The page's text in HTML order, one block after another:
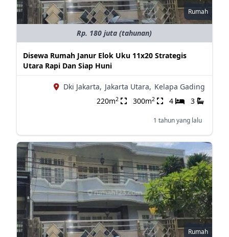
Rumah
Rp. 180 juta (tahunan)
Disewa Rumah Janur Elok Uku 11x20 Strategis
Utara Rapi Dan Siap Huni
Dki Jakarta, Jakarta Utara, Kelapa Gading
220m2 300m2 4 3
1 tahun yang lalu
Rumah